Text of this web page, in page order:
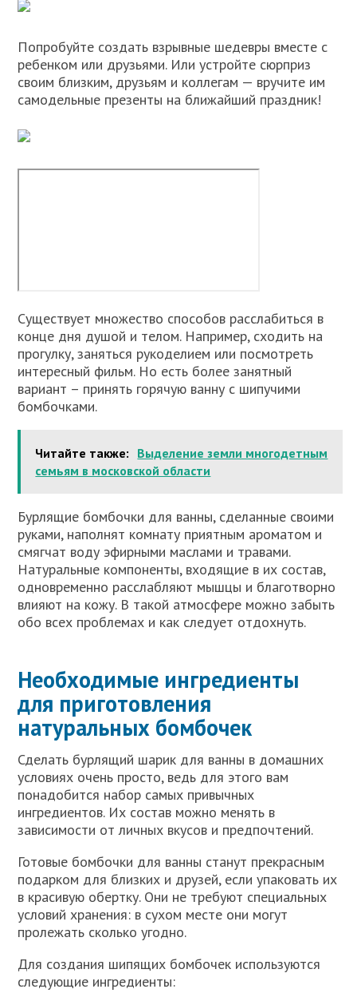
Попробуйте создать взрывные шедевры вместе с
ребенком или друзьями. Или устройте сюрприз
своим близким, друзьям и коллегам — вручите им
самодельные презенты на ближайший праздник!
Существует множество способов расслабиться в
конце дня душой и телом. Например, сходить на
прогулку, заняться рукоделием или посмотреть
интересный фильм. Но есть более занятный
вариант – принять горячую ванну с шипучими
бомбочками.
Читайте также: Выделение земли многодетным
семьям в московской области
Бурлящие бомбочки для ванны, сделанные своими
руками, наполнят комнату приятным ароматом и
смягчат воду эфирными маслами и травами.
Натуральные компоненты, входящие в их состав,
одновременно расслабляют мышцы и благотворно
влияют на кожу. В такой атмосфере можно забыть
обо всех проблемах и как следует отдохнуть.
Необходимые ингредиенты
для приготовления
натуральных бомбочек
Сделать бурлящий шарик для ванны в домашних
условиях очень просто, ведь для этого вам
понадобится набор самых привычных
ингредиентов. Их состав можно менять в
зависимости от личных вкусов и предпочтений.
Готовые бомбочки для ванны станут прекрасным
подарком для близких и друзей, если упаковать их
в красивую обертку. Они не требуют специальных
условий хранения: в сухом месте они могут
пролежать сколько угодно.
Для создания шипящих бомбочек используются
следующие ингредиенты: